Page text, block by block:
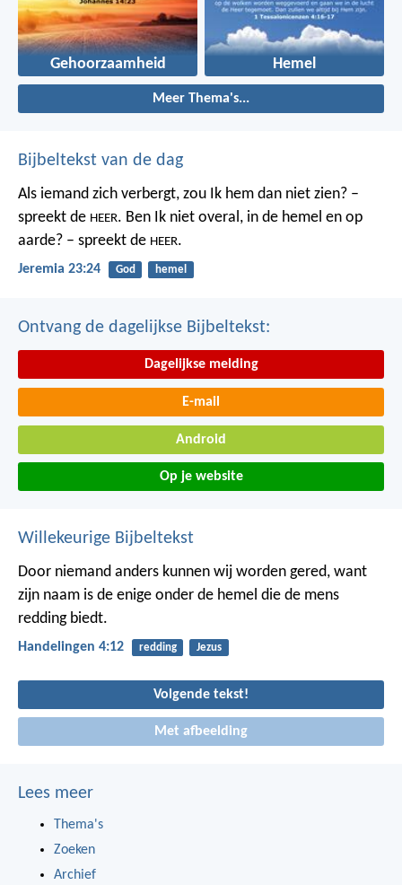
Gehoorzaamheid Hemel
Meer Thema's...
Bijbeltekst van de dag
Als iemand zich verbergt, zou Ik hem dan niet zien? –
spreekt de HEER. Ben Ik niet overal, in de hemel en op
aarde? – spreekt de HEER.
Jeremia 23:24 God hemel
Ontvang de dagelijkse Bijbeltekst:
Dagelijkse melding
E-mail
Android
Op je website
Willekeurige Bijbeltekst
Door niemand anders kunnen wij worden gered, want
zijn naam is de enige onder de hemel die de mens
redding biedt.
Handelingen 4:12 redding Jezus
Volgende tekst!
Met afbeelding
Lees meer
Thema's
Zoeken
Archief